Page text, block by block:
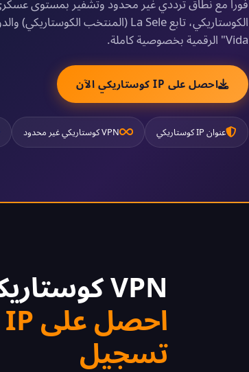
Vida" الرقمية بخصوصية كاملة.
احصل على IP كوستاريكي الآن
عنوان IP كوستاريكي VPN كوستاريكي غير محدود
VPN كوستاريكي مجاني 2026 -
تسجيل